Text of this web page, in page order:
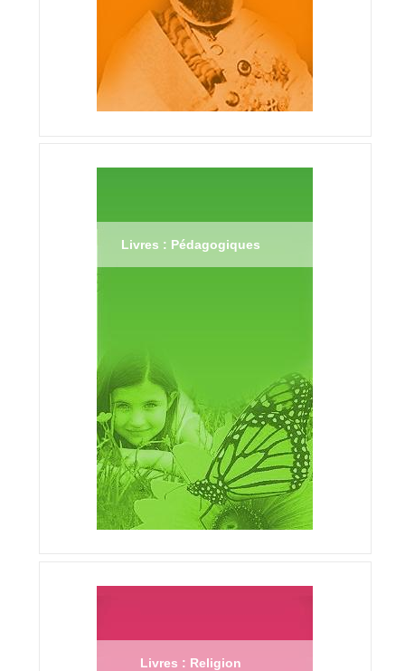
Livres : Pédagogiques
Livres : Religion